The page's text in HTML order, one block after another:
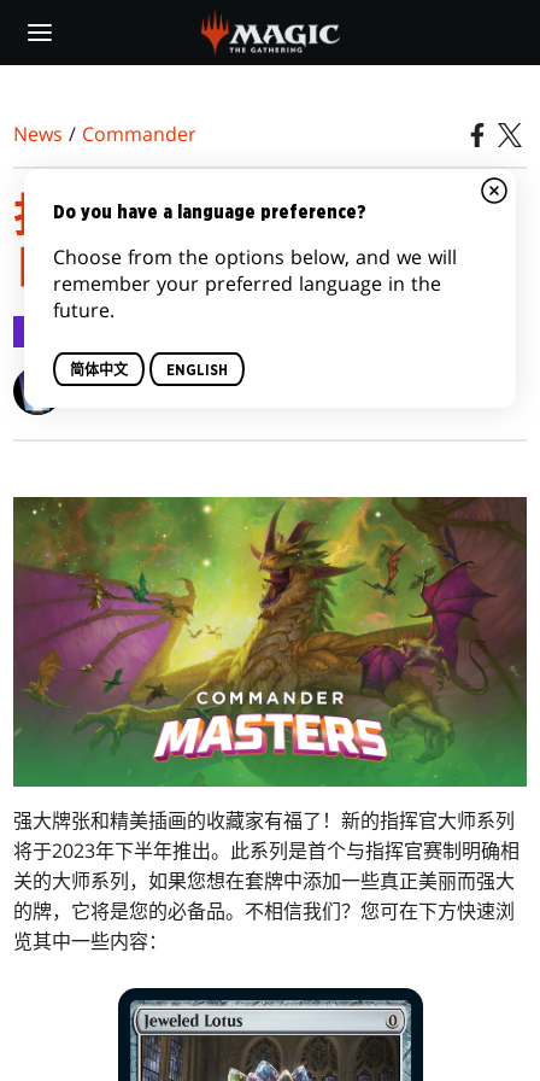
main
News / Commander
指挥官大师于2023年8月4
日登场
Wizards of the Coast
强大牌张和精美插画的收藏家有福了！新的指挥官大师系列
将于2023年下半年推出。 此系列是首个与指挥官赛制明确相
关的大师系列，如果您想在套牌中添加一些真正美丽而强大
的牌，它将是您的必备品。不相信我们？您可在下方快速浏
览其中一些内容：
Do you have a language preference?
Choose from the options below, and we will
remember your preferred language in the
future.
简体中文 ENGLISH